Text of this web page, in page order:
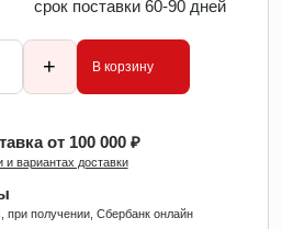
срок поставки 60-90 дней
+ В корзину
от 100 000 ₽
вариантах доставки
при получении, Сбербанк онлайн